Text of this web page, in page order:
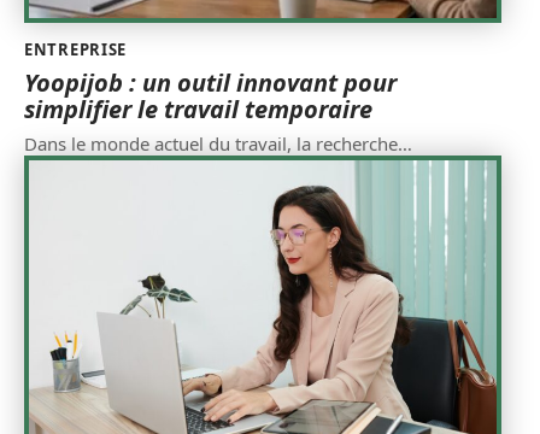
ENTREPRISE
Yoopijob : un outil innovant pour
simplifier le travail temporaire
Dans le monde actuel du travail, la recherche…